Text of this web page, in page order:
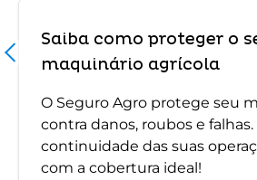
Saiba como proteger o
maquinário agrícola
O Seguro Agro protege seu
contra danos, roubos e falhas.
continuidade das suas
com a cobertura ideal!